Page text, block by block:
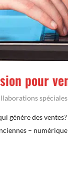
pour
spéciales
génère des
–